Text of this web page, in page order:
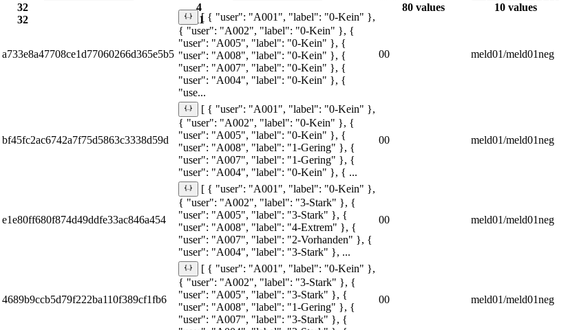
32
32
4
11
80 values 10 values
a733e8a47708ce1d77060266d365e5b5
[ { "user": "A001", "label": "0-Kein" },
{ "user": "A002", "label": "0-Kein" }, {
"user": "A005", "label": "0-Kein" }, {
"user": "A008", "label": "0-Kein" }, {
"user": "A007", "label": "0-Kein" }, {
"user": "A004", "label": "0-Kein" }, {
"use...
00 meld01/meld01neg
bf45fc2ac6742a7f75d5863c3338d59d
[ { "user": "A001", "label": "0-Kein" },
{ "user": "A002", "label": "0-Kein" }, {
"user": "A005", "label": "0-Kein" }, {
"user": "A008", "label": "1-Gering" }, {
"user": "A007", "label": "1-Gering" }, {
"user": "A004", "label": "0-Kein" }, { ...
00 meld01/meld01neg
e1e80ff680f874d49ddfe33ac846a454
[ { "user": "A001", "label": "0-Kein" },
{ "user": "A002", "label": "3-Stark" }, {
"user": "A005", "label": "3-Stark" }, {
"user": "A008", "label": "4-Extrem" }, {
"user": "A007", "label": "2-Vorhanden" }, {
"user": "A004", "label": "3-Stark" }, ...
00 meld01/meld01neg
4689b9ccb5d79f222ba110f389cf1fb6
[ { "user": "A001", "label": "0-Kein" },
{ "user": "A002", "label": "3-Stark" }, {
"user": "A005", "label": "3-Stark" }, {
"user": "A008", "label": "1-Gering" }, {
"user": "A007", "label": "3-Stark" }, {
00 meld01/meld01neg